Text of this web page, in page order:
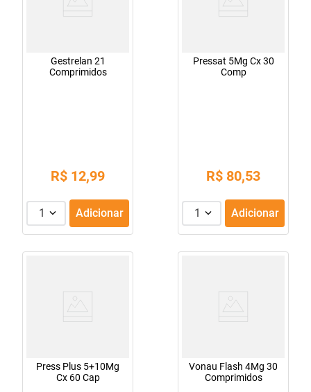
Gestrelan 21
Comprimidos
R$ 12,99
1 Adicionar
Pressat 5Mg Cx 30
Comp
R$ 80,53
1 Adicionar
Press Plus 5+10Mg
Cx 60 Cap
Vonau Flash 4Mg 30
Comprimidos